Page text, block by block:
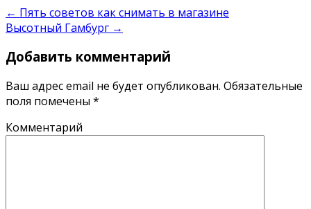
← Пять советов как снимать в магазине
Высотный Гамбург →
Добавить комментарий
Ваш адрес email не будет опубликован. Обязательные
поля помечены *
Комментарий